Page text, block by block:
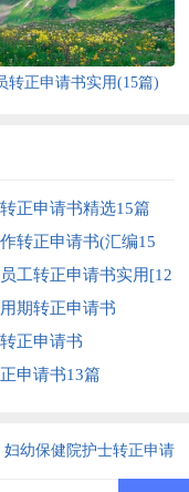
转正申请书实用(15篇)
正申请书精选15篇
转正申请书(汇编15
工转正申请书实用[12
期转正申请书
正申请书
申请书13篇
妇幼保健院护士转正申请